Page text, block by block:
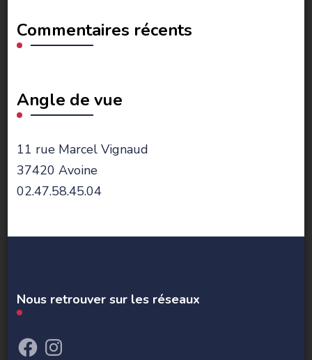
Commentaires récents
Angle de vue
11 rue Marcel Vignaud
37420 Avoine
02.47.58.45.04
Nous retrouver sur les réseaux
FacebookInstagram